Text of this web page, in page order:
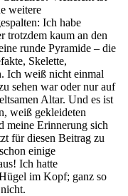
weitere
Ich habe
trotzdem kaum an den
runde Pyramide – die
Skelette,
Ich weiß nicht einmal
sehen war oder nur auf
Altar. Und es ist
weiß gekleideten
meine Erinnerung sich
für diesen Beitrag zu
einige
Ich hatte
im Kopf; ganz so